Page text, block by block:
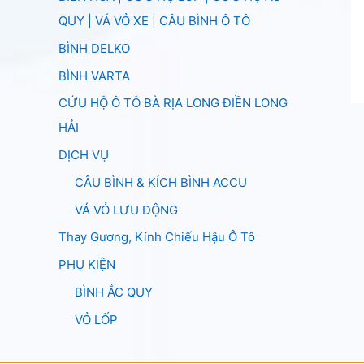
QUY | VÁ VỎ XE | CÂU BÌNH Ô TÔ
BÌNH DELKO
BÌNH VARTA
CỨU HỘ Ô TÔ BÀ RỊA LONG ĐIỀN LONG
HẢI
DỊCH VỤ
CÂU BÌNH & KÍCH BÌNH ACCU
VÁ VỎ LƯU ĐỘNG
Thay Gương, Kính Chiếu Hậu Ô Tô
PHỤ KIỆN
BÌNH ẮC QUY
VỎ LỐP